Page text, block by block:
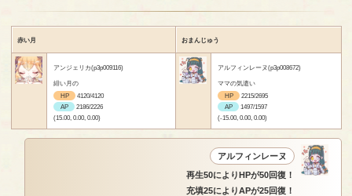
赤い月 おまんじゅう
アンジェリカ(p3p009116)
緋い月の
HP
4120/4120
AP
2186/2226
(15.00, 0.00, 0.00)
アルフィンレーヌ(p3p008672)
ママの気遣い
HP
2215/2695
AP
1497/1597
(-15.00, 0.00, 0.00)
アルフィンレーヌ
再生50によりHPが50回復！
充填25によりAPが25回復！